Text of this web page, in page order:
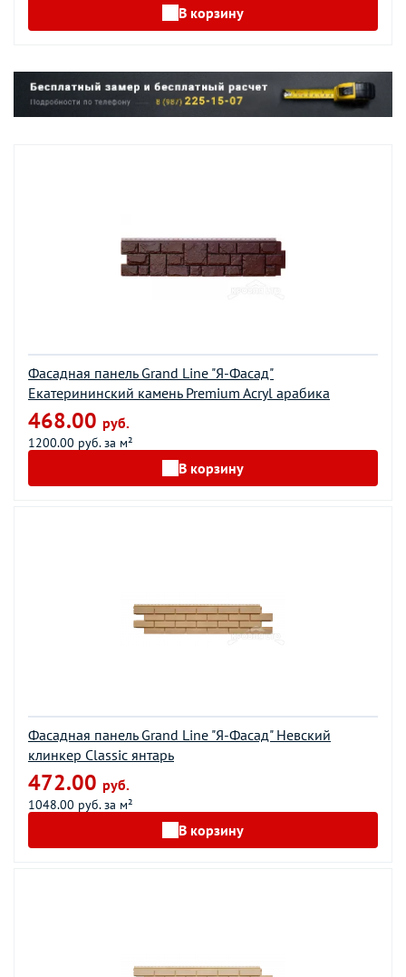
В корзину
Фасадная панель Grand Line "Я-Фасад"
Екатерининский камень Premium Acryl арабика
468.00 руб.
1200.00 руб. за м²
В корзину
Фасадная панель Grand Line "Я-Фасад" Невский
клинкер Classic янтарь
472.00 руб.
1048.00 руб. за м²
В корзину